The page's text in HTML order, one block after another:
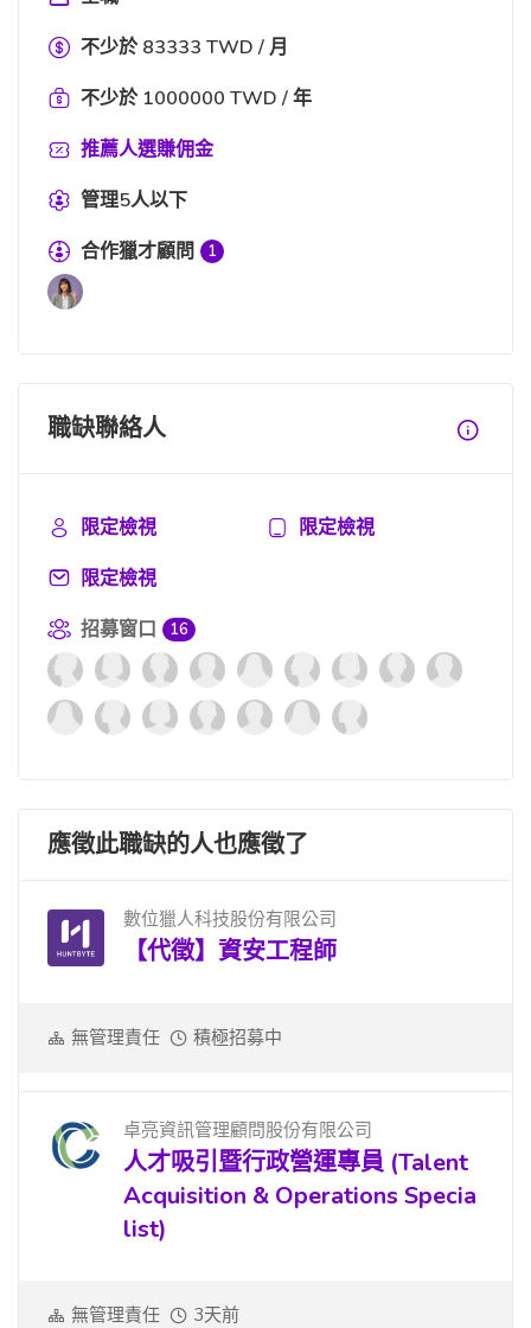
不少於 83333 TWD / 月
不少於 1000000 TWD / 年
推薦人選賺佣金
管理5人以下
合作獵才顧問
1
職缺聯絡人
限定檢視
限定檢視
限定檢視
招募窗口
16
應徵此職缺的人也應徵了
數位獵人科技股份有限公司
【代徵】資安工程師
無管理責任 積極招募中
卓亮資訊管理顧問股份有限公司
人才吸引暨行政營運專員 (Talent
Acquisition & Operations Specia
list)
無管理責任 3天前